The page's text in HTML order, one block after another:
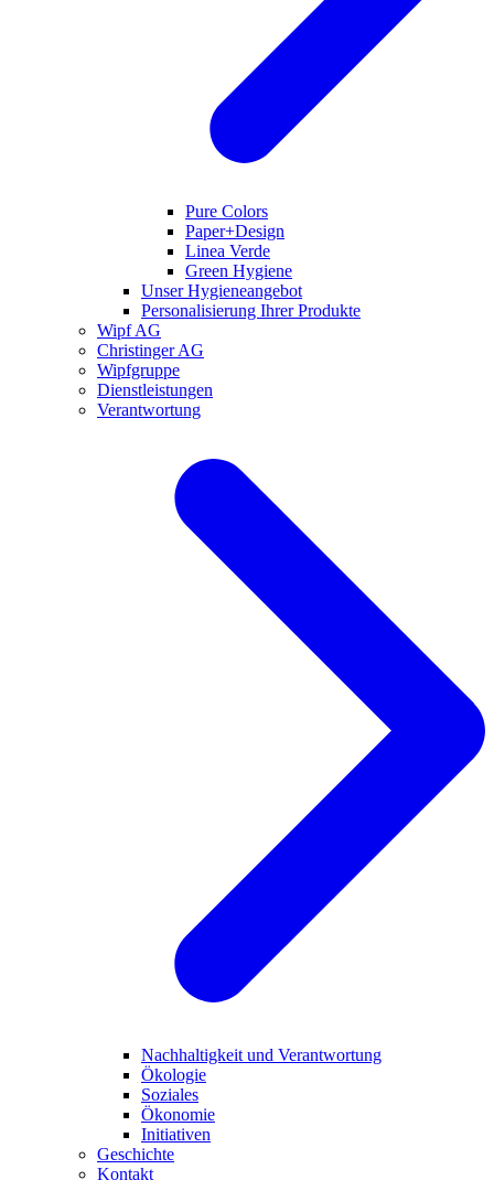
Pure Colors
Paper+Design
Linea Verde
Green Hygiene
Unser Hygieneangebot
Personalisierung Ihrer Produkte
Wipf AG
Christinger AG
Wipfgruppe
Dienstleistungen
Verantwortung
Nachhaltigkeit und Verantwortung
Ökologie
Soziales
Ökonomie
Initiativen
Geschichte
Kontakt